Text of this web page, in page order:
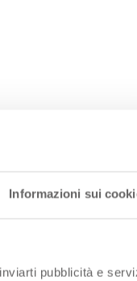
Informazioni sui
pubblicità e